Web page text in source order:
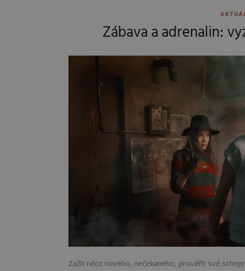
Zábava a adrenalin:
Zažít něco nového, nečekaného, prověřit své